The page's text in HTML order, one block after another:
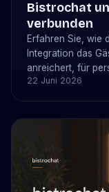
Bistrochat
verbunden
Erfahren Sie, wie
Integration das
anreichert, für
Restaurantabläufe.
22 Juni 2026